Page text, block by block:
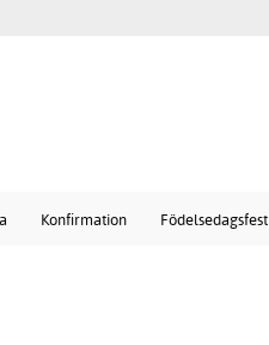
Konfirmation Födelsedagsfest